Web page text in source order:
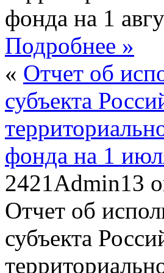
фонда на 1
Подробнее »
« Отчет об
субъекта
фонда на 1
2421Admin13
Отчет об
субъекта